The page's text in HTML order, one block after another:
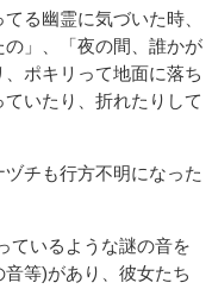
る幽霊に気づいた時、
」、「夜の間、誰かが
ポキリって地面に落ち
いたり、折れたりして
チも行方不明になった
ているような謎の音を
等)があり、彼女たち